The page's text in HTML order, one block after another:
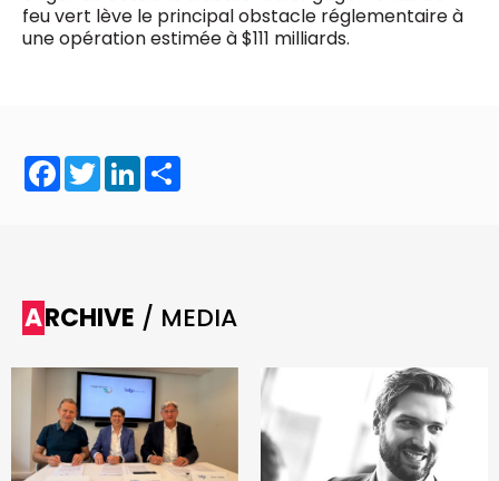
feu vert lève le principal obstacle réglementaire à
une opération estimée à $111 milliards.
Facebook
TwitterLinkedIn
ARCHIVE / MEDIA